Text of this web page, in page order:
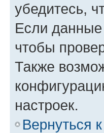
убедитесь,
Если данные
чтобы
Также
настроек.
Вернуться